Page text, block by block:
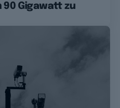
90 Gigawatt zu